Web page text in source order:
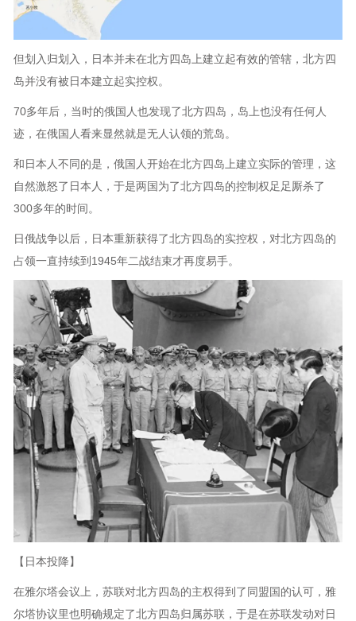
但划入归划入，日本并未在北方四岛上建立起有效的管辖，北方四
岛并没有被日本建立起实控权。
70多年后，当时的俄国人也发现了北方四岛，岛上也没有任何人
迹，在俄国人看来显然就是无人认领的荒岛。
和日本人不同的是，俄国人开始在北方四岛上建立实际的管理，这
自然激怒了日本人，于是两国为了北方四岛的控制权足足厮杀了
300多年的时间。
日俄战争以后，日本重新获得了北方四岛的实控权，对北方四岛的
占领一直持续到1945年二战结束才再度易手。
【日本投降】
在雅尔塔会议上，苏联对北方四岛的主权得到了同盟国的认可，雅
尔塔协议里也明确规定了北方四岛归属苏联，于是在苏联发动对日